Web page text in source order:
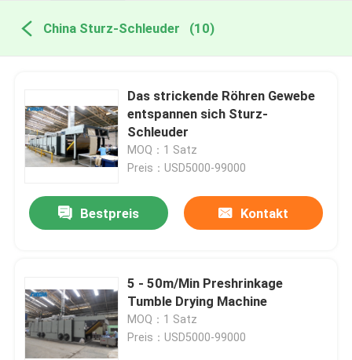
China Sturz-Schleuder (10)
Das strickende Röhren Gewebe
entspannen sich Sturz-
Schleuder
MOQ：1 Satz
Preis：USD5000-99000
Bestpreis Kontakt
5 - 50m/Min Preshrinkage
Tumble Drying Machine
MOQ：1 Satz
Preis：USD5000-99000